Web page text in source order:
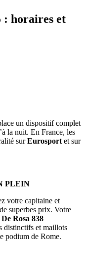
: horaires et
un dispositif complet
la nuit. En France, les
surEurosport et sur
PLEIN
votre capitaine et
superbes prix. Votre
Rosa 838
distinctifs et maillots
podium de Rome.